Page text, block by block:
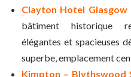
Clayton Hotel Glasgow
bâtiment historique
élégantes et spacieuses
superbe, emplacement
Kimpton – Blythswood